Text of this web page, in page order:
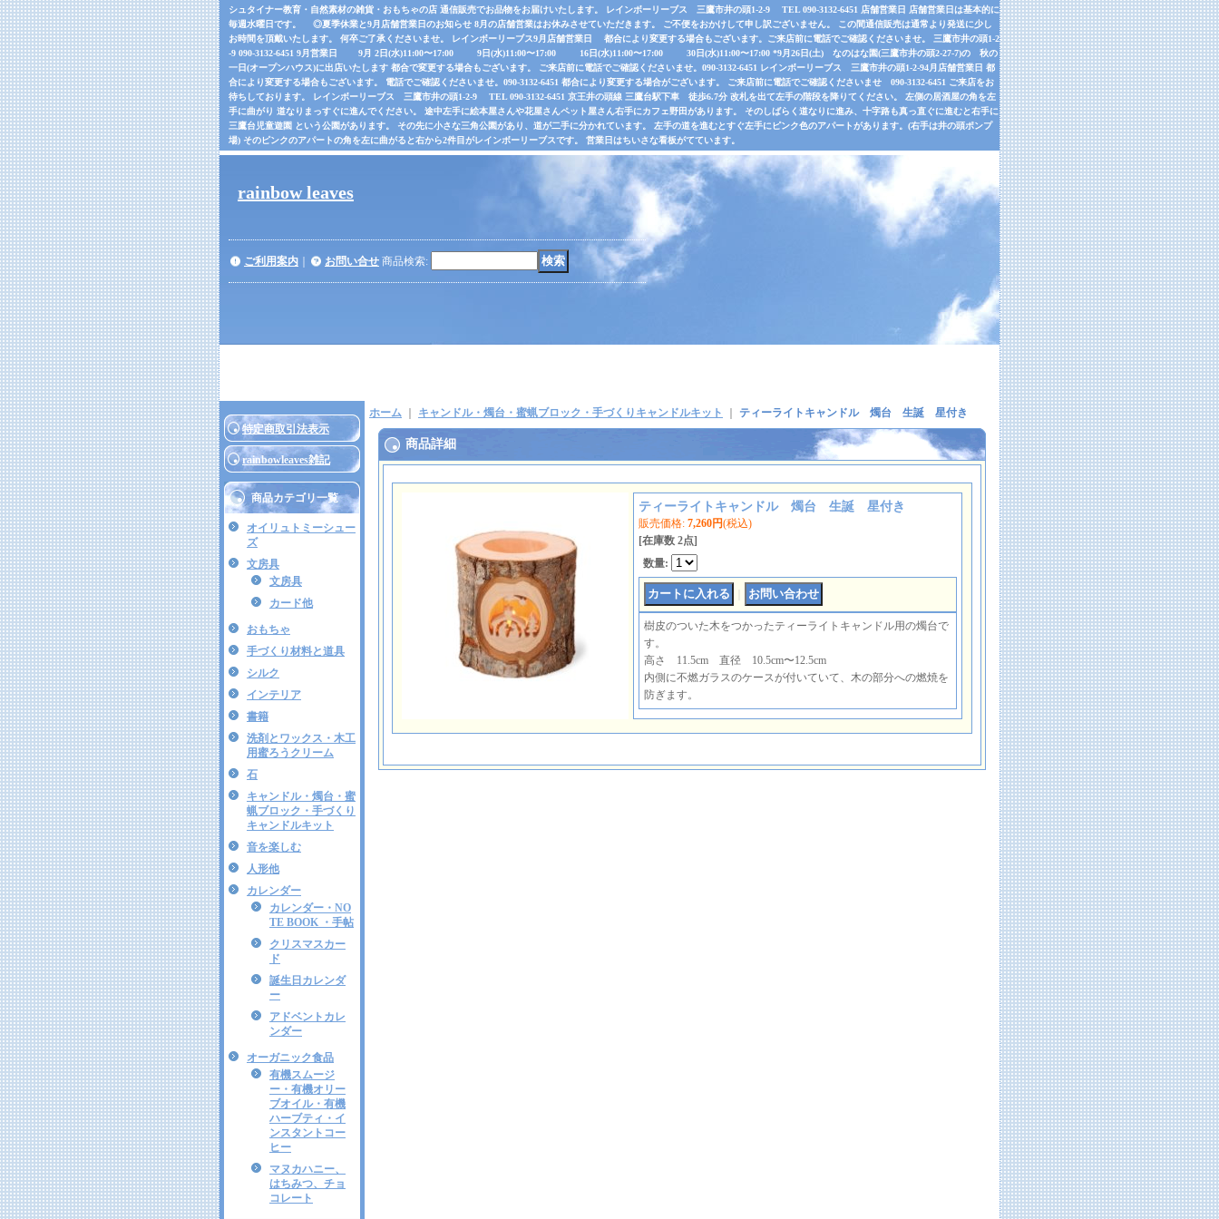
シュタイナー教育・自然素材の雑貨・おもちゃの店 通信販売でお品物をお届けいたします。 レインボーリーブス 三鷹市井の頭1-2-9 TEL 090-3132-6451 店舗営業日 店舗営業日は基本的に
毎週水曜日です。 ◎夏季休業と9月店舗営業日のお知らせ 8月の店舗営業はお休みさせていただきます。 ご不便をおかけして申し訳ございません。 この間通信販売は通常より発送に少し
お時間を頂戴いたします。 何卒ご了承くださいませ。 レインボーリーブス9月店舗営業日 都合により変更する場合もございます。ご来店前に電話でご確認くださいませ。 三鷹市井の頭1-2
-9 090-3132-6451 9月営業日 9月 2日(水)11:00〜17:00 9日(水)11:00〜17:00 16日(水)11:00〜17:00 30日(水)11:00〜17:00 *9月26日(土) なのはな園(三鷹市井の頭2-27-7)の 秋の
一日(オープンハウス)に出店いたします 都合で変更する場合もございます。 ご来店前に電話でご確認くださいませ。090-3132-6451 レインボーリーブス 三鷹市井の頭1-2-94月店舗営業日 都
合により変更する場合もございます。 電話でご確認くださいませ。090-3132-6451 都合により変更する場合がございます。 ご来店前に電話でご確認くださいませ 090-3132-6451 ご来店をお
待ちしております。 レインボーリーブス 三鷹市井の頭1-2-9 TEL 090-3132-6451 京王井の頭線 三鷹台駅下車 徒歩6.7分 改札を出て左手の階段を降りてください。 左側の居酒屋の角を左
手に曲がり 道なりまっすぐに進んでください。 途中左手に絵本屋さんや花屋さんペット屋さん右手にカフェ野田があります。 そのしばらく道なりに進み、十字路も真っ直ぐに進むと右手に
三鷹台児童遊園 という公園があります。 その先に小さな三角公園があり、道が二手に分かれています。 左手の道を進むとすぐ左手にピンク色のアパートがあります。(右手は井の頭ポンプ
場) そのピンクのアパートの角を左に曲がると右から2件目がレインボーリーブスです。 営業日はちいさな看板がてています。
rainbow leaves
ご利用案内 お問い合せ 商品検索:
特定商取引法表示
rainbowleaves雑記
商品カテゴリ一覧
オイリュトミーシュー
ズ
文房具
文房具
カード他
おもちゃ
手づくり材料と道具
シルク
インテリア
書籍
洗剤とワックス・木工
用蜜ろうクリーム
石
キャンドル・燭台・蜜
蝋ブロック・手づくり
キャンドルキット
音を楽しむ
人形他
カレンダー
カレンダー・NO
TE BOOK ・手帖
クリスマスカー
ド
誕生日カレンダ
ー
アドベントカレ
ンダー
オーガニック食品
有機スムージ
ー・有機オリー
ブオイル・有機
ハーブティ・イ
ンスタントコー
ヒー
マヌカハニー、
はちみつ、チョ
コレート
ホーム キャンドル・燭台・蜜蝋ブロック・手づくりキャンドルキット ティーライトキャンドル 燭台 生誕 星付き
商品詳細
ティーライトキャンドル 燭台 生誕 星付き
販売価格: 7,260円(税込)
[在庫数 2点]
数量:
樹皮のついた木をつかったティーライトキャンドル用の燭台で
す。
高さ 11.5cm 直径 10.5cm〜12.5cm
内側に不燃ガラスのケースが付いていて、木の部分への燃焼を
防ぎます。